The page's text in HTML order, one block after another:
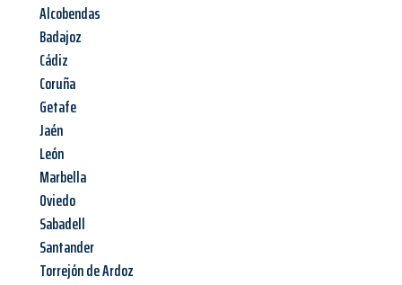
Alcobendas
Badajoz
Cádiz
Coruña
Getafe
Jaén
León
Marbella
Oviedo
Sabadell
Santander
Torrejón de Ardoz